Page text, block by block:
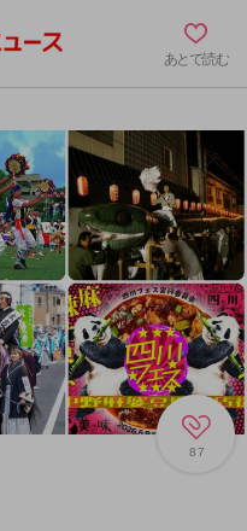
あとで読む
87